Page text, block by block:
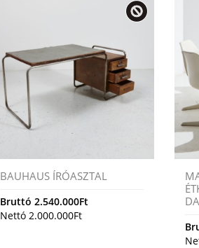
BAUHAUS ÍRÓASZTAL
Bruttó 2.540.000Ft
Nettó 2.000.000Ft